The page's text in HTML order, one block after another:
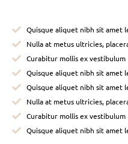
Quisque aliquet nibh sit amet
Nulla at metus ultricies,
Curabitur mollis ex vestibulum
Quisque aliquet nibh sit amet
Quisque aliquet nibh sit amet
Nulla at metus ultricies,
Curabitur mollis ex vestibulum
Quisque aliquet nibh sit amet